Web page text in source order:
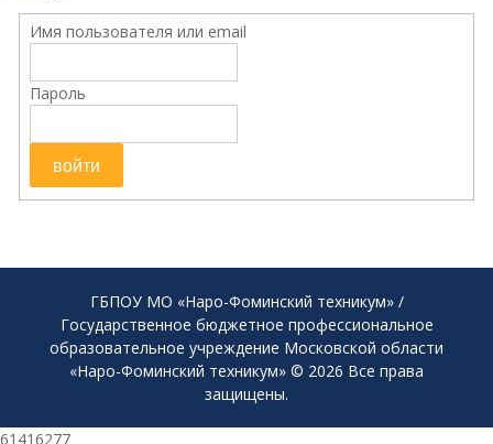
Имя пользователя или email
Пароль
ГБПОУ МО «Наро-Фоминский техникум» /
Государственное бюджетное профессиональное
образовательное учреждение Московской области
«Наро-Фоминский техникум» © 2026 Все права
защищены.
61416277